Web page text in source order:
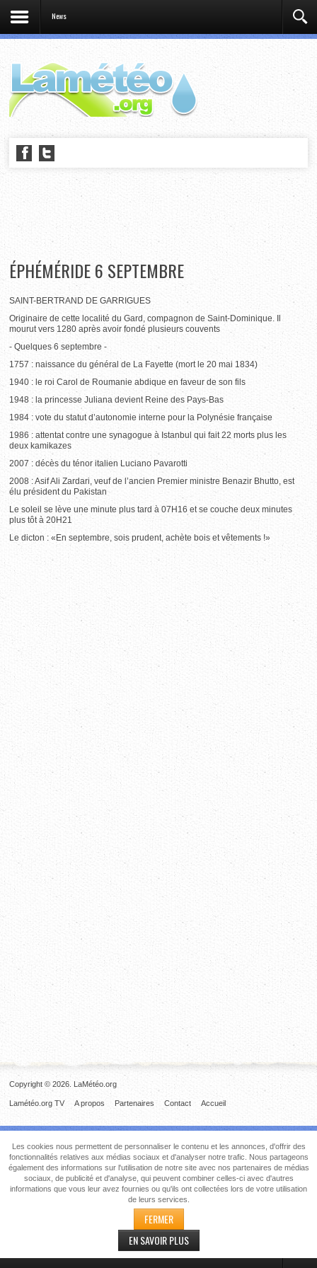
News
ÉPHÉMÉRIDE 6 SEPTEMBRE
SAINT-BERTRAND DE GARRIGUES
Originaire de cette localité du Gard, compagnon de Saint-Dominique. Il
mourut vers 1280 après avoir fondé plusieurs couvents
- Quelques 6 septembre -
1757 : naissance du général de La Fayette (mort le 20 mai 1834)
1940 : le roi Carol de Roumanie abdique en faveur de son fils
1948 : la princesse Juliana devient Reine des Pays-Bas
1984 : vote du statut d’autonomie interne pour la Polynésie française
1986 : attentat contre une synagogue à Istanbul qui fait 22 morts plus les
deux kamikazes
2007 : décès du ténor italien Luciano Pavarotti
2008 : Asif Ali Zardari, veuf de l’ancien Premier ministre Benazir Bhutto, est
élu président du Pakistan
Le soleil se lève une minute plus tard à 07H16 et se couche deux minutes
plus tôt à 20H21
Le dicton : «En septembre, sois prudent, achète bois et vêtements !»
Copyright © 2026. LaMétéo.org
Accueil
Contact
Partenaires
A propos
Lamétéo.org TV
Les cookies nous permettent de personnaliser le contenu et les annonces, d'offrir des
fonctionnalités relatives aux médias sociaux et d'analyser notre trafic. Nous partageons
également des informations sur l'utilisation de notre site avec nos partenaires de médias
sociaux, de publicité et d'analyse, qui peuvent combiner celles-ci avec d'autres
informations que vous leur avez fournies ou qu'ils ont collectées lors de votre utilisation
de leurs services.
FERMER
EN SAVOIR PLUS